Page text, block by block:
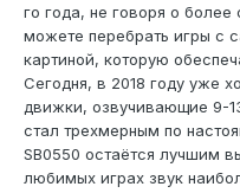
го года, не говоря о
можете перебрать игры с
картиной, которую
Сегодня, в 2018 году уже
движки, озвучивающие 9-
стал трехмерным по
SB0550 остаётся лучшим
любимых играх звук